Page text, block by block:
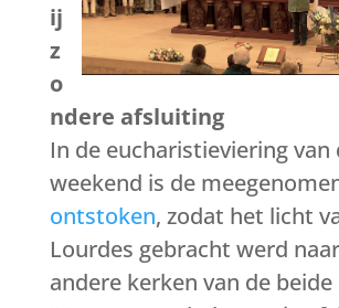
ij
z
o
ndere afsluiting
In de eucharistieviering van
weekend is de
ontstoken, zodat het licht
Lourdes gebracht werd
andere kerken van de